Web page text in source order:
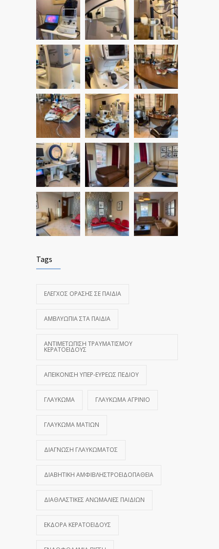
Tags
ΈΛΕΓΧΟΣ ΌΡΑΣΗΣ ΣΕ ΠΑΙΔΙΆ
ΑΜΒΛΥΩΠΊΑ ΣΤΑ ΠΑΙΔΙΆ
ΑΝΤΙΜΕΤΏΠΙΣΗ ΤΡΑΥΜΑΤΙΣΜΟΎ
ΚΕΡΑΤΟΕΙΔΟΎΣ
ΑΠΕΙΚΌΝΙΣΗ ΥΠΕΡ-ΕΥΡΈΩΣ ΠΕΔΊΟΥ
ΓΛΑΎΚΩΜΑ ΓΛΑΎΚΩΜΑ ΑΓΡΊΝΙΟ
ΓΛΑΎΚΩΜΑ ΜΑΤΙΏΝ
ΔΙΆΓΝΩΣΗ ΓΛΑΥΚΏΜΑΤΟΣ
ΔΙΑΒΗΤΙΚΉ ΑΜΦΙΒΛΗΣΤΡΟΕΙΔΟΠΆΘΕΙΑ
ΔΙΑΘΛΑΣΤΙΚΈΣ ΑΝΩΜΑΛΊΕΣ ΠΑΙΔΙΏΝ
ΕΚΔΟΡΆ ΚΕΡΑΤΟΕΙΔΟΎΣ